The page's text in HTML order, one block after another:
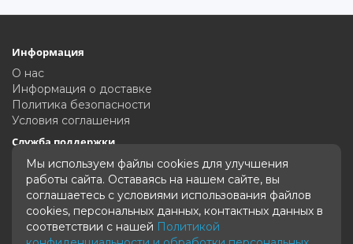
Информация
О нас
Информация о доставке
Политика безопасности
Условия соглашения
Служба поддержки
Связаться с нами
Карта сайта
Дополнительно
Производители
Акции
Мы используем файлы cookies для улучшения
работы сайта. Оставаясь на нашем сайте, вы
соглашаетесь с условиями использования файлов
cookies, персональных данных, контактных данных в
соответствии с нашей Политикой